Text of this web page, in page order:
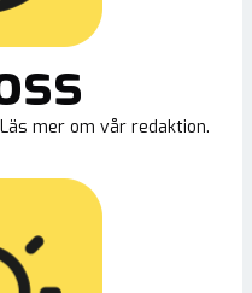
mer om vår redaktion.